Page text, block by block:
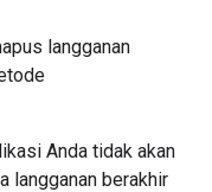
langganan
Anda tidak akan
langganan berakhir